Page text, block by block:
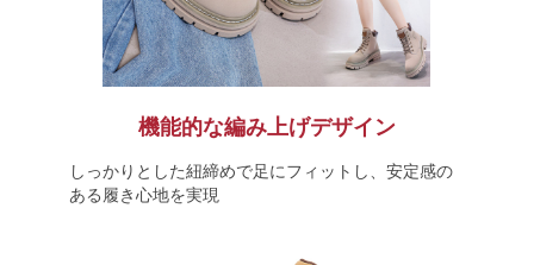
機能的な編み上げデザイン
しっかりとした紐締めで足にフィットし、安定感の
ある履き心地を実現